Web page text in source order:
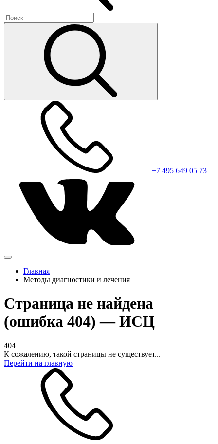
+7 495 649 05 73
Главная
Методы диагностики и лечения
Страница не найдена
(ошибка 404) — ИСЦ
404
К сожалению, такой страницы не существует...
Перейти на главную